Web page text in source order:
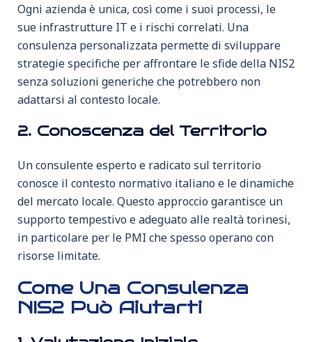
Ogni azienda è unica, così come i suoi processi, le
sue infrastrutture IT e i rischi correlati. Una
consulenza personalizzata permette di sviluppare
strategie specifiche per affrontare le sfide della NIS2
senza soluzioni generiche che potrebbero non
adattarsi al contesto locale.
2. Conoscenza del Territorio
Un consulente esperto e radicato sul territorio
conosce il contesto normativo italiano e le dinamiche
del mercato locale. Questo approccio garantisce un
supporto tempestivo e adeguato alle realtà torinesi,
in particolare per le PMI che spesso operano con
risorse limitate.
Come Una Consulenza
NIS2 Può Aiutarti